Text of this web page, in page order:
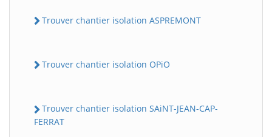
Trouver chantier isolation ASPREMONT
Trouver chantier isolation OPiO
Trouver chantier isolation SAiNT-JEAN-CAP-
FERRAT